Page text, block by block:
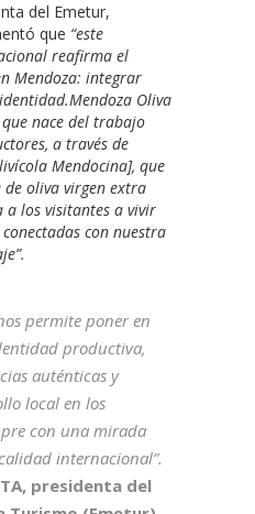
del Emetur,
que “este
reafirma el
Mendoza: integrar
Oliva
nace del trabajo
a través de
Mendocina], que
oliva virgen extra
a los visitantes a vivir
con nuestra
permite poner en
productiva,
auténticas y
local en los
con una mirada
internacional”.
presidenta del